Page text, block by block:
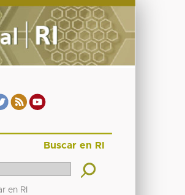
Buscar en RI
en RI